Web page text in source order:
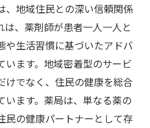
、地域住民との深い信頼関係
、薬剤師が患者一人一人と
や生活習慣に基づいたアドバ
います。地域密着型のサービ
けでなく、住民の健康を総合
います。薬局は、単なる薬の
民の健康パートナーとして存